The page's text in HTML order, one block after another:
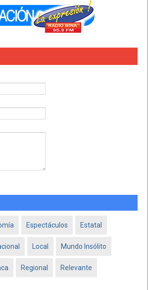
Espectáculos Estatal
Local Mundo Insólito
Regional Relevante